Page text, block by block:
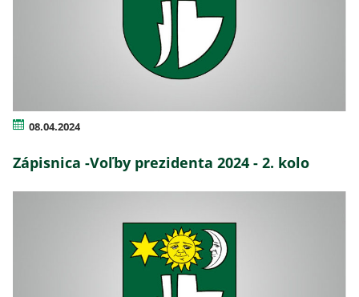
08.04.2024
Zápisnica -Voľby prezidenta 2024 - 2. kolo